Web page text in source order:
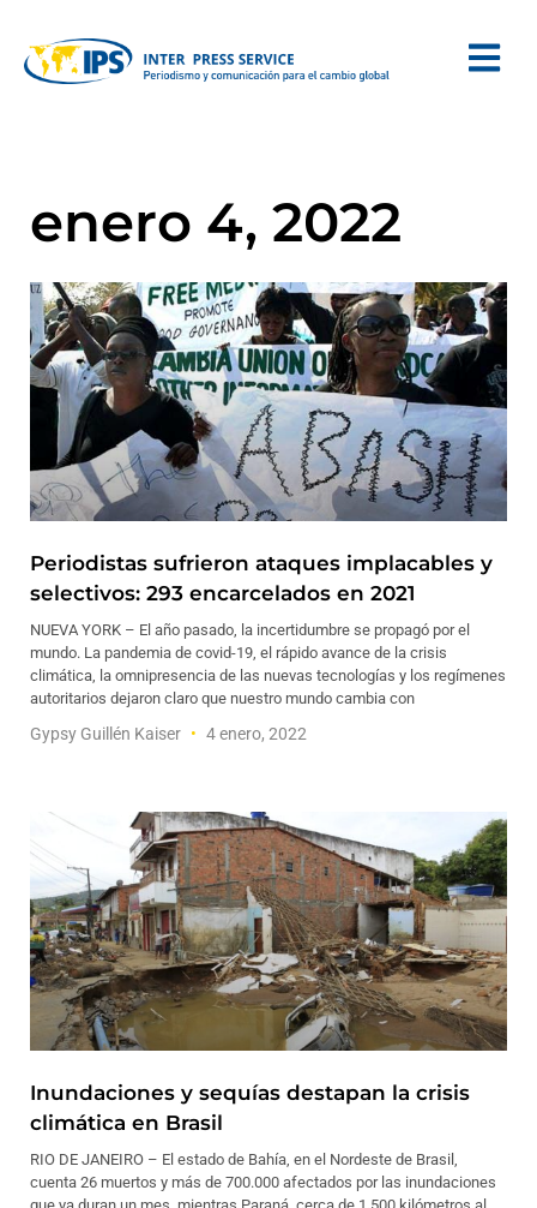
enero 4, 2022
Periodistas sufrieron ataques implacables y
selectivos: 293 encarcelados en 2021
NUEVA YORK – El año pasado, la incertidumbre se propagó por el
mundo. La pandemia de covid-19, el rápido avance de la crisis
climática, la omnipresencia de las nuevas tecnologías y los regímenes
autoritarios dejaron claro que nuestro mundo cambia con
Gypsy Guillén Kaiser 4 enero, 2022
Inundaciones y sequías destapan la crisis
climática en Brasil
RIO DE JANEIRO – El estado de Bahía, en el Nordeste de Brasil,
cuenta 26 muertos y más de 700.000 afectados por las inundaciones